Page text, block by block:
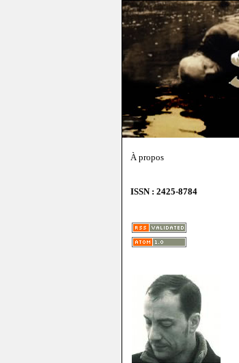
À propos
ISSN : 2425-8784